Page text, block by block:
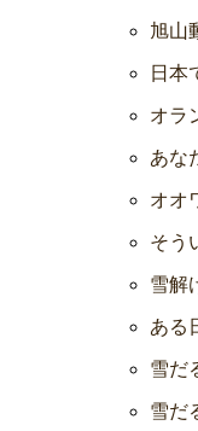
旭山
日本
オラ
あな
オオ
そう
雪解
ある
雪だ
雪だ